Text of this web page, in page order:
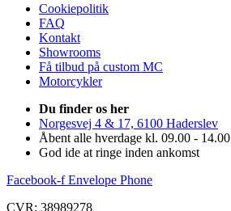
Cookiepolitik
FAQ
Kontakt
Showrooms
Få tilbud på custom MC
Motorcykler
Du finder os her
Norgesvej 4 & 17, 6100 Haderslev
Åbent alle hverdage kl. 09.00 - 14.00
God ide at ringe inden ankomst
Facebook-f Envelope Phone
CVR: 38989278